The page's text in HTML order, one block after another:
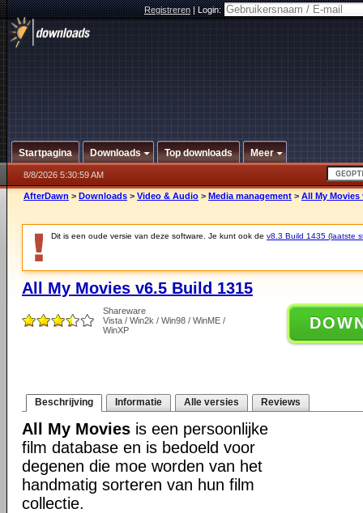
Registreren|Login:
Startpagina Downloads Top downloads Meer
8/8/2026 5:30:59 AM
AfterDawn > Downloads > Video & Audio > Media management > All My Movies
Dit is een oude versie van deze software. Je kunt ook de v8.3 Build 1435 (laatste
All My Movies v6.5 Build 1315
Shareware
Vista / Win2k / Win98 / WinME /
WinXP
Beschrijving Informatie Alle versies Reviews
All My Movies is een persoonlijke
film database en is bedoeld voor
degenen die moe worden van het
handmatig sorteren van hun film
collectie.